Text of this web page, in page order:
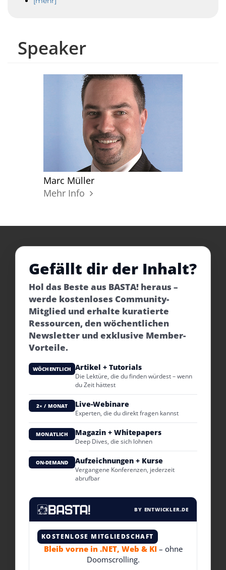
Speaker
Marc Müller
Mehr Info
Gefällt dir der Inhalt?
Hol das Beste aus BASTA! heraus –
werde kostenloses Community-
Mitglied und erhalte kuratierte
Ressourcen, den wöchentlichen
Newsletter und exklusive Member-
Vorteile.
WÖCHENTLICH Artikel + Tutorials
Die Lektüre, die du finden würdest – wenn
du Zeit hättest
2× / MONAT Live-Webinare
Experten, die du direkt fragen kannst
MONATLICH Magazin + Whitepapers
Deep Dives, die sich lohnen
ON-DEMAND Aufzeichnungen + Kurse
Vergangene Konferenzen, jederzeit
abrufbar
BY ENTWICKLER.DE
KOSTENLOSE MITGLIEDSCHAFT
Bleib vorne in .NET, Web & KI – ohne
Doomscrolling.